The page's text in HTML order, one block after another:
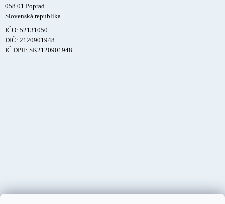
058 01 Poprad
Slovenská republika
IČO: 52131050
DIČ: 2120901948
IČ DPH: SK2120901948